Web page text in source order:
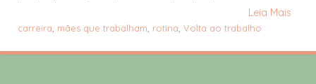
Leia Mais
carreira mães que trabalham rotina Volta ao trabalho